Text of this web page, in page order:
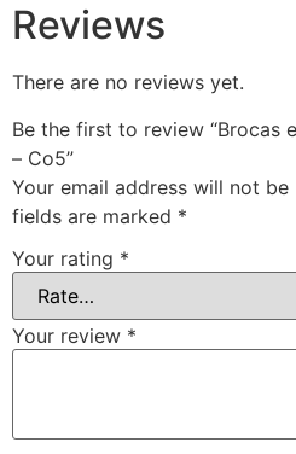
Reviews
There are no reviews yet.
Be the first to review “Brocas
– Co5”
Your email address will not be
fields are marked *
Your rating *
Your review *